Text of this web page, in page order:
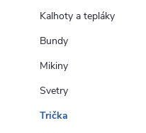
Kalhoty a tepláky
Bundy
Mikiny
Svetry
Trička